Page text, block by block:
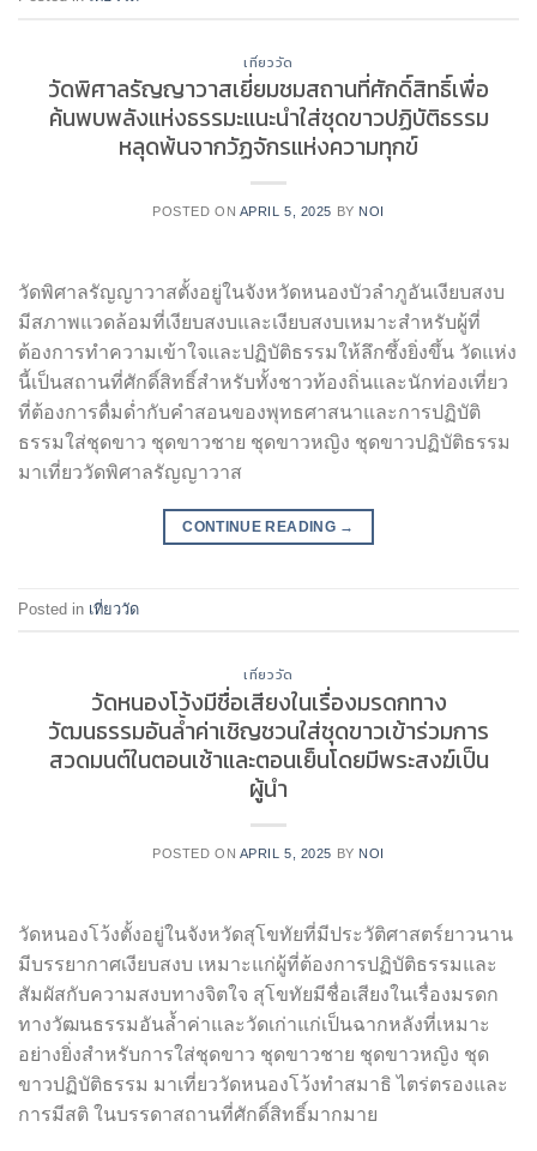
เที่ยววัด
วัดพิศาลรัญญาวาสเยี่ยมชมสถานที่ศักดิ์สิทธิ์เพื่อ
ค้นพบพลังแห่งธรรมะแนะนำใส่ชุดขาวปฏิบัติธรรม
หลุดพ้นจากวัฏจักรแห่งความทุกข์
POSTED ON APRIL 5, 2025 BY NOI
วัดพิศาลรัญญาวาสตั้งอยู่ในจังหวัดหนองบัวลำภูอันเงียบสงบ
มีสภาพแวดล้อมที่เงียบสงบและเงียบสงบเหมาะสำหรับผู้ที่
ต้องการทำความเข้าใจและปฏิบัติธรรมให้ลึกซึ้งยิ่งขึ้น วัดแห่ง
นี้เป็นสถานที่ศักดิ์สิทธิ์สำหรับทั้งชาวท้องถิ่นและนักท่องเที่ยว
ที่ต้องการดื่มด่ำกับคำสอนของพุทธศาสนาและการปฏิบัติ
ธรรมใส่ชุดขาว ชุดขาวชาย ชุดขาวหญิง ชุดขาวปฏิบัติธรรม
มาเที่ยววัดพิศาลรัญญาวาส
CONTINUE READING →
Posted in เที่ยววัด
เที่ยววัด
วัดหนองโว้งมีชื่อเสียงในเรื่องมรดกทาง
วัฒนธรรมอันล้ำค่าเชิญชวนใส่ชุดขาวเข้าร่วมการ
สวดมนต์ในตอนเช้าและตอนเย็นโดยมีพระสงฆ์เป็น
ผู้นำ
POSTED ON APRIL 5, 2025 BY NOI
วัดหนองโว้งตั้งอยู่ในจังหวัดสุโขทัยที่มีประวัติศาสตร์ยาวนาน
มีบรรยากาศเงียบสงบ เหมาะแก่ผู้ที่ต้องการปฏิบัติธรรมและ
สัมผัสกับความสงบทางจิตใจ สุโขทัยมีชื่อเสียงในเรื่องมรดก
ทางวัฒนธรรมอันล้ำค่าและวัดเก่าแก่เป็นฉากหลังที่เหมาะ
อย่างยิ่งสำหรับการใส่ชุดขาว ชุดขาวชาย ชุดขาวหญิง ชุด
ขาวปฏิบัติธรรม มาเที่ยววัดหนองโว้งทำสมาธิ ไตร่ตรองและ
การมีสติ ในบรรดาสถานที่ศักดิ์สิทธิ์มากมาย